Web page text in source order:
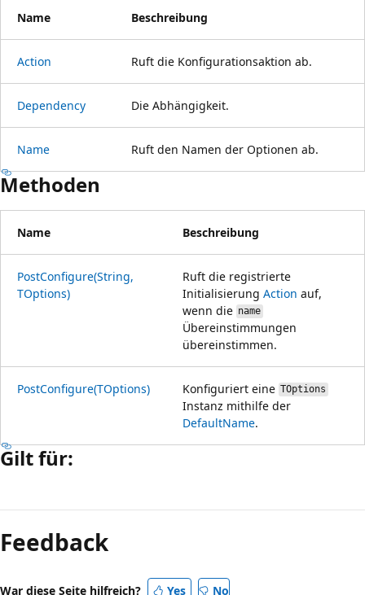
Name Beschreibung
Action Ruft die Konfigurationsaktion ab.
Dependency Die Abhängigkeit.
Name Ruft den Namen der Optionen ab.
Methoden
Name Beschreibung
PostConfigure(String,
TOptions)
Ruft die registrierte
Initialisierung Action auf,
wenn die name
Übereinstimmungen
übereinstimmen.
PostConfigure(TOptions) Konfiguriert eine TOptions
Instanz mithilfe der
DefaultName.
Gilt für:
deaktiviert
Feedback
War diese Seite hilfreich? Yes No